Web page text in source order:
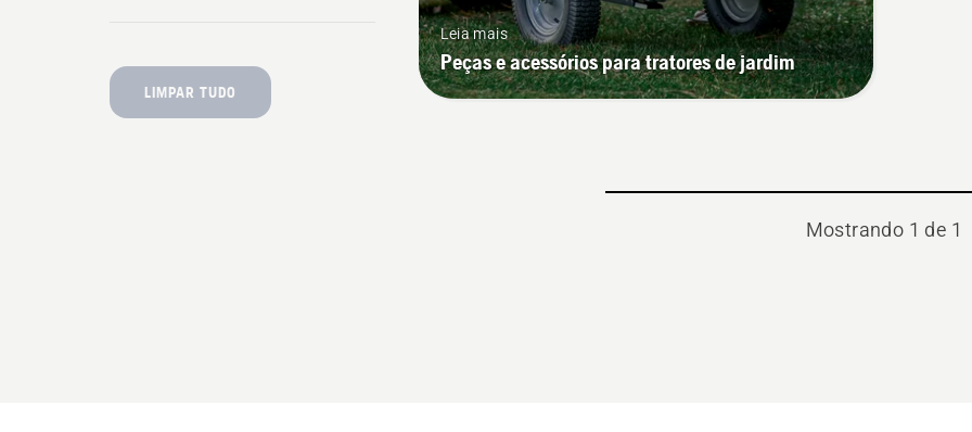
LIMPAR TUDO
Leia mais
Peças e acessórios para tratores de jardim
Mostrando 1 de 1